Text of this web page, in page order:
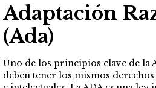
Adaptación
(Ada)
Uno de los principios clave de la
deben tener los mismos